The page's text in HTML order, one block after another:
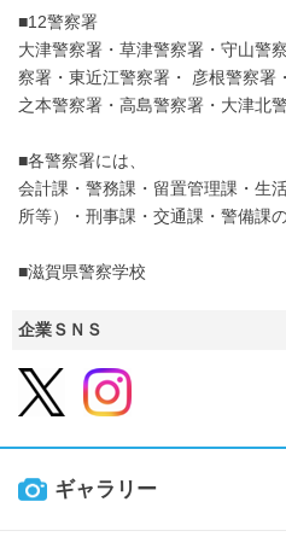
■12警察署
大津警察署・草津警察署・守山警
察署・東近江警察署・ 彦根警察署
之本警察署・高島警察署・大津北
■各警察署には、
会計課・警務課・留置管理課・生
所等）・刑事課・交通課・警備課
■滋賀県警察学校
企業ＳＮＳ
ギャラリー